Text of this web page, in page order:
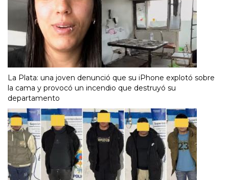
La Plata: una joven denunció que su iPhone explotó sobre
la cama y provocó un incendio que destruyó su
departamento